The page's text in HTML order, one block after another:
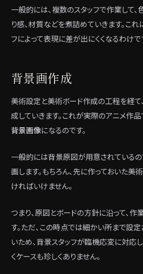
一般的には、複数のスタッフで作業して
り感、材質などを煮詰めていきます。これ
フによって表現に差が出にくくなるわけで
背景画作成
美術設定と美術ボード作成の工程を経て
成していきます。これが実際のアニメ作品
背景画像になるのです。
一般的には背景原図が用意されているの
画します。もちろん、先に作っておいた美
ければいけません。
つまり、原図とボードの方針に沿って、作
す。ただ、この時点では細かい所まで設
いため、背景スタッフが臨機応変に対応
くケースも珍しくありません。